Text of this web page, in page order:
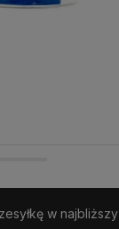
w najbliższy